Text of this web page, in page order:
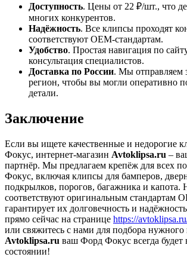
Доступность. Цены от 22 ₽/шт., что
многих конкурентов.
Надёжность. Все клипсы проходят
соответствуют OEM-стандартам.
Удобство. Простая навигация по
консультация специалистов.
Доставка по России. Мы отправляем
регион, чтобы вы могли оперативно
детали.
Заключение
Если вы ищете качественные и недорогие
Фокус, интернет-магазин Avtoklipsa.ru –
партнёр. Мы предлагаем крепёж для всех
Фокус, включая клипсы для бамперов,
подкрылков, порогов, багажника и
соответствуют оригинальным стандартам
гарантирует их долговечность и
прямо сейчас на странице https://
или свяжитесь с нами для подбора
Avtoklipsa.ru ваш Форд Фокус всегда будет
состоянии!